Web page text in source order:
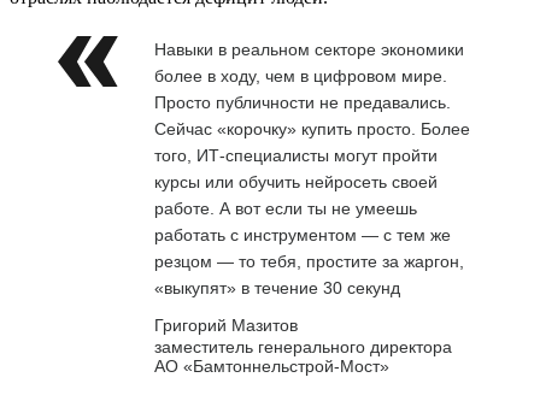
Навыки в реальном секторе экономики
более в ходу, чем в цифровом мире.
Просто публичности не предавались.
Сейчас «корочку» купить просто. Более
того, ИТ-специалисты могут пройти
курсы или обучить нейросеть своей
работе. А вот если ты не умеешь
работать с инструментом — с тем же
резцом — то тебя, простите за жаргон,
«выкупят» в течение 30 секунд
Григорий Мазитов
заместитель генерального директора
АО «Бамтоннельстрой-Мост»